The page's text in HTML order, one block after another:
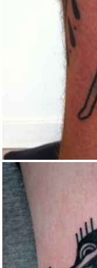
Black